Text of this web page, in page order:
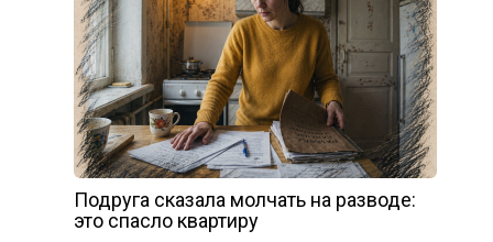
Подруга сказала молчать на разводе:
это спасло квартиру